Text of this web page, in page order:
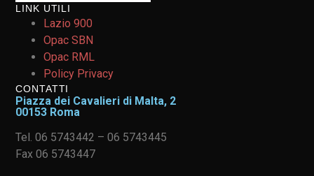
LINK UTILI
Lazio 900
Opac SBN
Opac RML
Policy Privacy
CONTATTI
Piazza dei Cavalieri di Malta, 2
00153 Roma
Tel. 06 5743442 – 06 5743445
Fax 06 5743447